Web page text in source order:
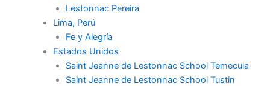
Lestonnac Pereira
Lima, Perú
Fe y Alegría
Estados Unidos
Saint Jeanne de Lestonnac School Temecula
Saint Jeanne de Lestonnac School Tustin